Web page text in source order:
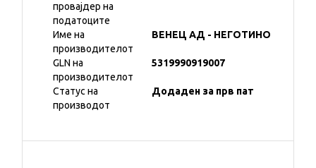
провајдер на
податоците
Име на
производителот
ВЕНЕЦ АД - НЕГОТИНО
GLN на
производителот
5319990919007
Статус на
производот
Додаден за прв пат